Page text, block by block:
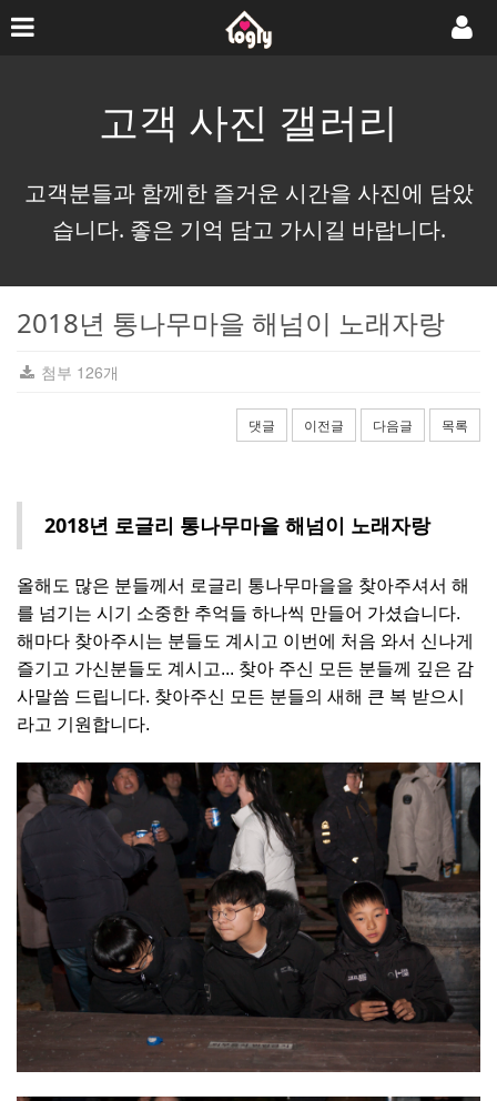
고객 사진 갤러리
고객분들과 함께한 즐거운 시간을 사진에 담았
습니다. 좋은 기억 담고 가시길 바랍니다.
2018년 통나무마을 해넘이 노래자랑
첨부 126개
댓글 이전글 다음글 목록
2018년 로글리 통나무마을 해넘이 노래자랑
올해도 많은 분들께서 로글리 통나무마을을 찾아주셔서 해
를 넘기는 시기 소중한 추억들 하나씩 만들어 가셨습니다.
해마다 찾아주시는 분들도 계시고 이번에 처음 와서 신나게
즐기고 가신분들도 계시고... 찾아 주신 모든 분들께 깊은 감
사말씀 드립니다. 찾아주신 모든 분들의 새해 큰 복 받으시
라고 기원합니다.